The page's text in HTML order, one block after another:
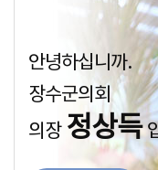
정
보
개
안녕하십니까.
장수군의회
의장 정상득